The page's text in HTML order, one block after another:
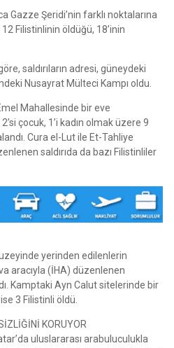
Gazze Şeridi’nin farklı noktalarına
Filistinlinin öldüğü, 18’inin
saldırıların adresi, güneydeki
Nusayrat Mülteci Kampı oldu.
Mahallesinde bir eve
çocuk, 1’i kadın olmak üzere 9
Cura el-Lut ile Et-Tahliye
saldırıda da bazı Filistinliler
yerinden edilenlerin
aracıyla (İHA) düzenlenen
Kamptaki Ayn Calut sitelerinde bir
3 Filistinli öldü.
KORUYOR
uluslararası arabuluculukla